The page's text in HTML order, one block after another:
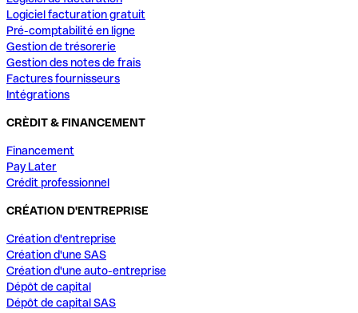
Logiciel facturation gratuit
Pré-comptabilité en ligne
Gestion de trésorerie
Gestion des notes de frais
Factures fournisseurs
Intégrations
CRÈDIT & FINANCEMENT
Financement
Pay Later
Crédit professionnel
CRÉATION D'ENTREPRISE
Création d'entreprise
Création d'une SAS
Création d'une auto-entreprise
Dépôt de capital
Dépôt de capital SAS